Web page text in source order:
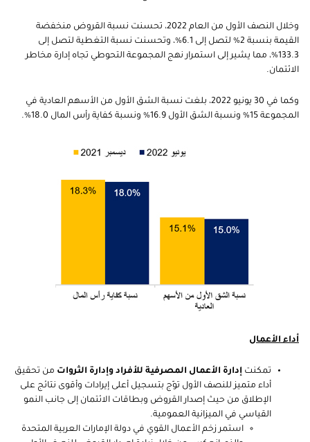
وخلال النصف الأول من العام 2022، تحسنت نسبة القروض منخفضة
القيمة بنسبة 2% لتصل إلى 6.1%، وتحسنت نسبة التغطية لتصل إلى
133.3%، مما يشير إلى استمرار نهج المجموعة التحوطي تجاه إدارة مخاطر
الائتمان.
وكما في 30 يونيو 2022، بلغت نسبة الشق الأول من الأسهم العادية في
المجموعة 15% ونسبة الشق الأول 16.9% ونسبة كفاية رأس المال 18.0%.
أداء الأعمال
تمكنت إدارة الأعمال المصرفية للأفراد وإدارة الثروات من تحقيق
أداء متميز للنصف الأول توّج بتسجيل أعلى إيرادات وأقوى نتائج على
الإطلاق من حيث إصدار القروض وبطاقات الائتمان إلى جانب النمو
القياسي في الميزانية العمومية.
استمر زخم الأعمال القوي في دولة الإمارات العربية المتحدة